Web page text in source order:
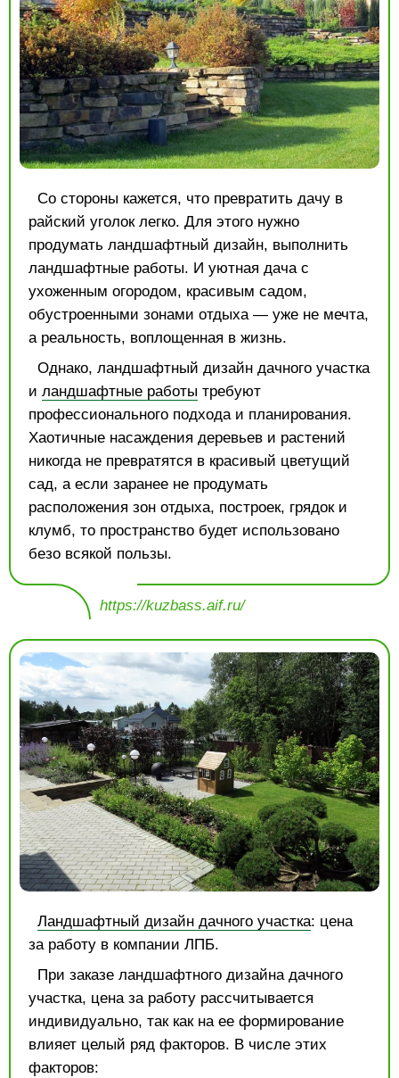
Со стороны кажется, что превратить дачу в
райский уголок легко. Для этого нужно
продумать ландшафтный дизайн, выполнить
ландшафтные работы. И уютная дача с
ухоженным огородом, красивым садом,
обустроенными зонами отдыха — уже не мечта,
а реальность, воплощенная в жизнь.
Однако, ландшафтный дизайн дачного участка
и ландшафтные работы требуют
профессионального подхода и планирования.
Хаотичные насаждения деревьев и растений
никогда не превратятся в красивый цветущий
сад, а если заранее не продумать
расположения зон отдыха, построек, грядок и
клумб, то пространство будет использовано
безо всякой пользы.
https://kuzbass.aif.ru/
Ландшафтный дизайн дачного участка: цена
за работу в компании ЛПБ.
При заказе ландшафтного дизайна дачного
участка, цена за работу рассчитывается
индивидуально, так как на ее формирование
влияет целый ряд факторов. В числе этих
факторов: